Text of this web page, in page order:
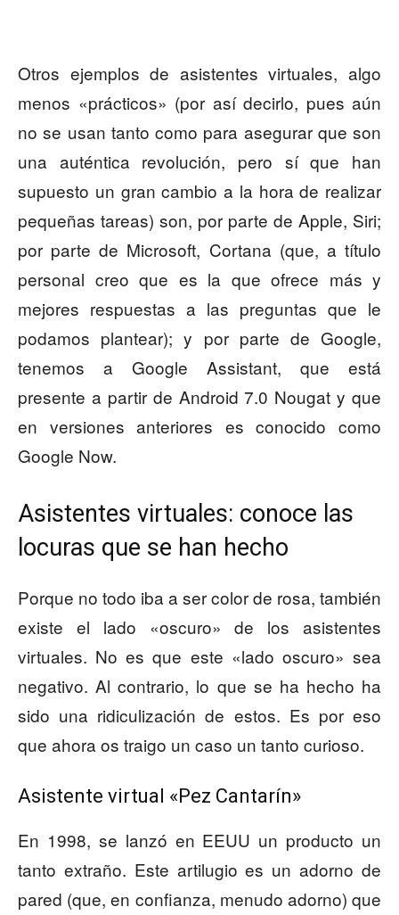
Otros ejemplos de asistentes virtuales, algo
menos «prácticos» (por así decirlo, pues aún
no se usan tanto como para asegurar que son
una auténtica revolución, pero sí que han
supuesto un gran cambio a la hora de realizar
pequeñas tareas) son, por parte de Apple, Siri;
por parte de Microsoft, Cortana (que, a título
personal creo que es la que ofrece más y
mejores respuestas a las preguntas que le
podamos plantear); y por parte de Google,
tenemos a Google Assistant, que está
presente a partir de Android 7.0 Nougat y que
en versiones anteriores es conocido como
Google Now.
Asistentes virtuales: conoce las
locuras que se han hecho
Porque no todo iba a ser color de rosa, también
existe el lado «oscuro» de los asistentes
virtuales. No es que este «lado oscuro» sea
negativo. Al contrario, lo que se ha hecho ha
sido una ridiculización de estos. Es por eso
que ahora os traigo un caso un tanto curioso.
Asistente virtual «Pez Cantarín»
En 1998, se lanzó en EEUU un producto un
tanto extraño. Este artilugio es un adorno de
pared (que, en confianza, menudo adorno) que